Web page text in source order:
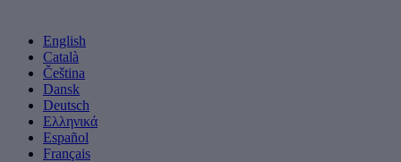
English
Català
Čeština
Dansk
Deutsch
Ελληνικά
Español
Français